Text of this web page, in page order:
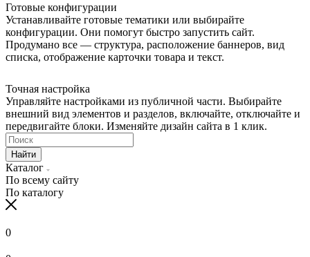
Готовые конфигурации
Устанавливайте готовые тематики или выбирайте
конфигурации. Они помогут быстро запустить сайт.
Продумано все — структура, расположение баннеров, вид
списка, отображение карточки товара и текст.
Точная настройка
Управляйте настройками из публичной части. Выбирайте
внешний вид элементов и разделов, включайте, отключайте и
передвигайте блоки. Изменяйте дизайн сайта в 1 клик.
Найти
Каталог
По всему сайту
По каталогу
0